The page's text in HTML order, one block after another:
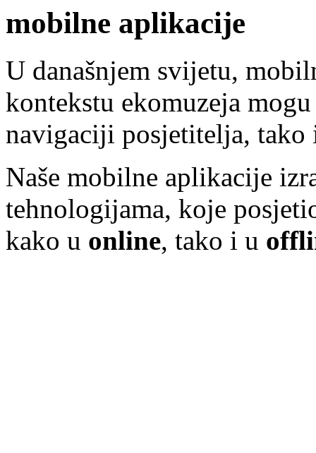
mobilne aplikacije
U današnjem svijetu,
kontekstu ekomuzeja
navigaciji posjetitelja, tako
Naše mobilne aplikacije
tehnologijama, koje
kako u online, tako i u